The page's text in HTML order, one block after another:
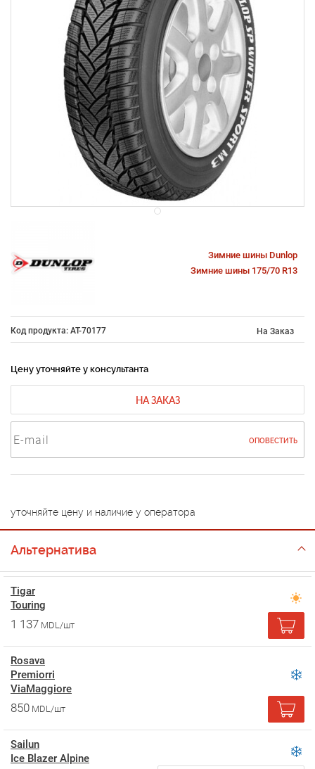
Зимние шины Dunlop
Зимние шины 175/70 R13
Код продукта: AT-70177 На Заказ
Цену уточняйте у консультанта
НА ЗАКАЗ
ОПОВЕСТИТЬ
уточняйте цену и наличие у оператора
Альтернатива
Tigar
Touring
1 137 MDL/шт
Rosava
Premiorri
ViaMaggiore
850 MDL/шт
Sailun
Ice Blazer Alpine